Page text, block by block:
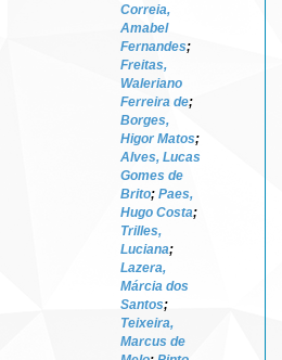
Correia,
Amabel
Fernandes;
Freitas,
Waleriano
Ferreira de;
Borges,
Higor Matos;
Alves, Lucas
Gomes de
Brito; Paes,
Hugo Costa;
Trilles,
Luciana;
Lazera,
Márcia dos
Santos;
Teixeira,
Marcus de